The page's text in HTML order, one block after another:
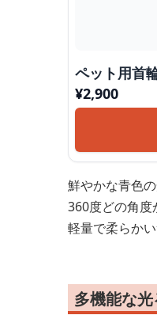
¥2,900
鮮やかな青色
360度どの角度
軽量で柔らか
多機能な